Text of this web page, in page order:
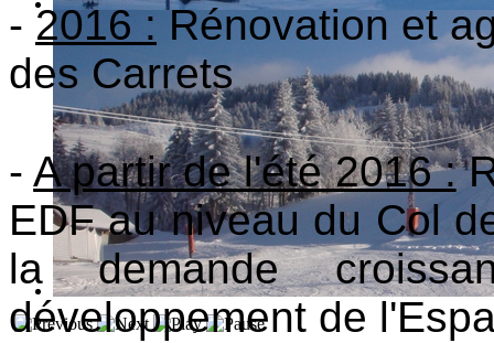
- 2016 :Rénovation et
des Carrets
-A partir de l'été 2016 :
EDF au niveau du Col
la demande
développement de